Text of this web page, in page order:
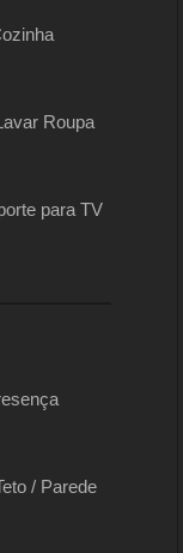
Roupa
para TV
/ Parede